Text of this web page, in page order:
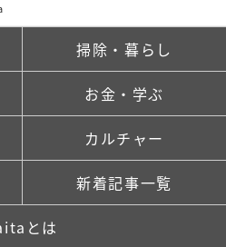
掃除・暮らし
お金・学ぶ
カルチャー
新着記事一覧
とは